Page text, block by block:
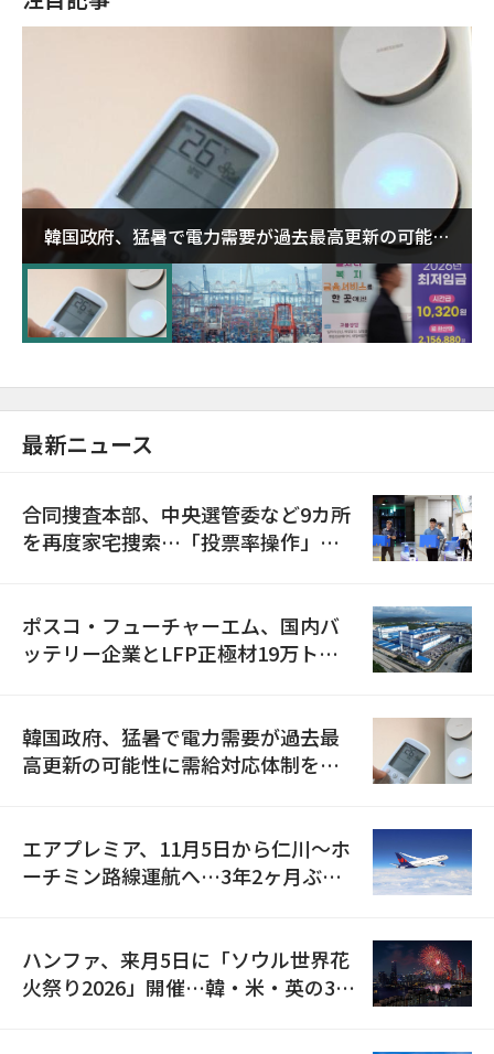
韓国政府、猛暑で電力需要が過去最高更新の可能性
に需給対応体制を点検
最新ニュース
合同捜査本部、中央選管委など9カ所
を再度家宅捜索…「投票率操作」の
ポスコ・フューチャーエム、国内バ
ッテリー企業とLFP正極材19万トン
韓国政府、猛暑で電力需要が過去最
高更新の可能性に需給対応体制を点
エアプレミア、11月5日から仁川〜ホ
ーチミン路線運航へ…3年2ヶ月ぶり
ハンファ、来月5日に「ソウル世界花
火祭り2026」開催…韓・米・英の3カ